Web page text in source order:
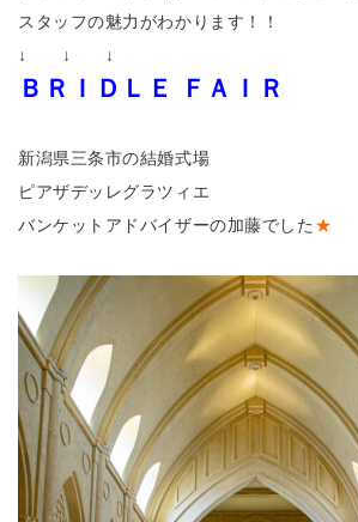
スタッフの魅力がわかります！！
↓ ↓ ↓
ＢＲＩＤＬＥ ＦＡＩＲ
新潟県三条市の結婚式場
ピアザデッレグラツィエ
バンケットアドバイザーの加藤でした ★